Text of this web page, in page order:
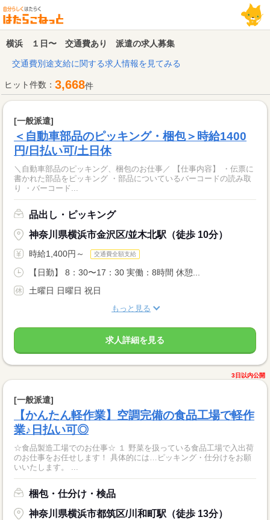
横浜 １日〜 交通費あり 派遣の求人募集
交通費別途支給に関する求人情報を見てみる
ヒット件数： 3,668件
[一般派遣]
＜自動車部品のピッキング・梱包＞時給1400
円/日払い可/土日休
＼自動車部品のピッキング、梱包のお仕事／ 【仕事内容】 ・伝票に
書かれた部品をピッキング ・部品についているバーコードの読み取
り ・バーコード...
品出し・ピッキング
神奈川県横浜市金沢区/並木北駅（徒歩 10分）
時給1,400円～ 交通費全額支給
【日勤】 8：30〜17：30 実働：8時間 休憩...
土曜日 日曜日 祝日
もっと見る
求人詳細を見る
3日以内公開
[一般派遣]
【かんたん軽作業】空調完備の食品工場で軽作
業♪日払い可◎
☆食品製造工場でのお仕事☆ １ 野菜を扱っている食品工場で入出荷
のお仕事をお任せします！ 具体的には…ピッキング・仕分けをお願
いいたします。 ...
梱包・仕分け・検品
神奈川県横浜市都筑区/川和町駅（徒歩 13分）